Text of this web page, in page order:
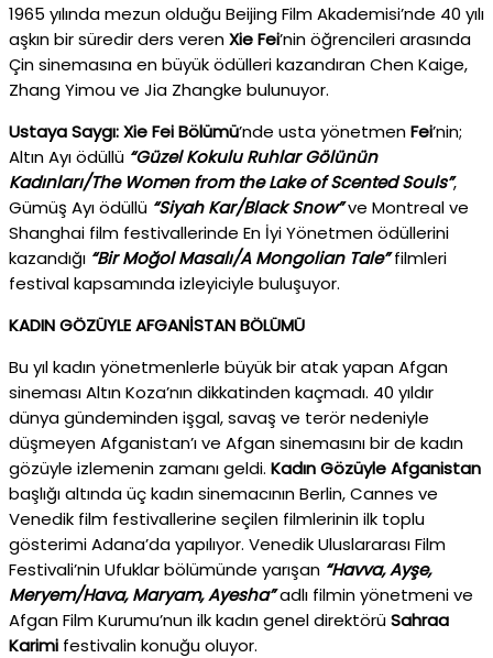
1965 yılında mezun olduğu Beijing Film Akademisi’nde 40 yılı
aşkın bir süredir ders verenXie Fei’nin öğrencileri arasında
Çin sinemasına en büyük ödülleri kazandıran Chen Kaige,
Zhang Yimou ve Jia Zhangke bulunuyor.
Ustaya Saygı: Xie FeiBölümü’nde usta yönetmenFei’nin;
Altın Ayı ödüllü “Güzel Kokulu Ruhlar Gölünün
Kadınları/The Women from the Lake of Scented Souls”,
Gümüş Ayı ödüllü “Siyah Kar/Black Snow”ve Montreal ve
Shanghai film festivallerinde En İyi Yönetmen ödüllerini
kazandığı “Bir Moğol Masalı/A Mongolian Tale”filmleri
festival kapsamında izleyiciyle buluşuyor.
KADIN GÖZÜYLE AFGANİSTAN BÖLÜMÜ
Bu yıl kadın yönetmenlerle büyük bir atak yapan Afgan
sineması Altın Koza’nın dikkatinden kaçmadı. 40 yıldır
dünya gündeminden işgal, savaş ve terör nedeniyle
düşmeyen Afganistan’ı ve Afgan sinemasını bir de kadın
gözüyle izlemenin zamanı geldi. Kadın Gözüyle Afganistan
başlığı altında üç kadın sinemacının Berlin, Cannes ve
Venedik film festivallerine seçilen filmlerinin ilk toplu
gösterimi Adana’da yapılıyor. Venedik Uluslararası Film
Festivali’nin Ufuklar bölümünde yarışan “Havva, Ayşe,
Meryem/Hava, Maryam, Ayesha”adlı filmin yönetmeni ve
Afgan Film Kurumu’nun ilk kadın genel direktörüSahraa
Karimi festivalin konuğu oluyor.